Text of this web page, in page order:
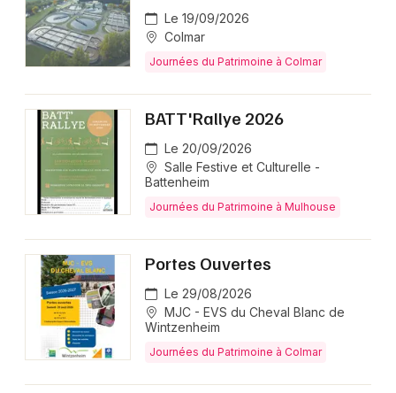
Le 19/09/2026
Colmar
Journées du Patrimoine à Colmar
BATT'Rallye 2026
Le 20/09/2026
Salle Festive et Culturelle -
Battenheim
Journées du Patrimoine à Mulhouse
Portes Ouvertes
Le 29/08/2026
MJC - EVS du Cheval Blanc de
Wintzenheim
Journées du Patrimoine à Colmar